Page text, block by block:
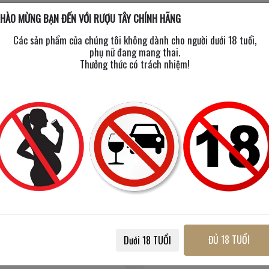
Tặng Mini
Standard Vodka
700 ml /38%
MỪNG BẠN ĐẾN VỚI RƯỢU TÂY CHÍNH HÃNG
Các sản phẩm của chúng tôi không dành cho người dưới 18 tuổi,
phụ nữ đang mang thai.
Thưởng thức có trách nhiệm!
Dưới 18 TUỔI ĐỦ 18 TUỔI